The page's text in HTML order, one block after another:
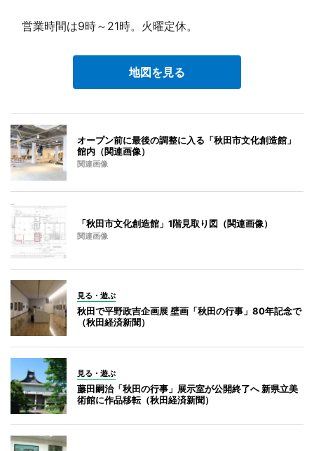
営業時間は9時～21時。火曜定休。
地図を見る
オープン前に最後の調整に入る「秋田市文化創造館」
館内（関連画像）
関連画像
「秋田市文化創造館」1階見取り図（関連画像）
関連画像
見る・遊ぶ
秋田で平野政吉企画展 壁画「秋田の行事」80年記念で
（秋田経済新聞）
見る・遊ぶ
藤田嗣治「秋田の行事」展示室が公開終了へ 新県立美
術館に作品移転（秋田経済新聞）